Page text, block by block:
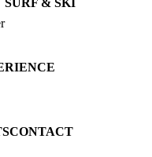
SURF & SKI
JETSURF Boards
CONTACT